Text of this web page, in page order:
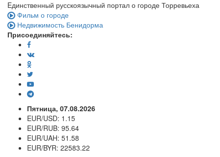
Eдинственный русскоязычный портал о городе Торревьеха
Фильм о городе
Недвижимость Бенидорма
Присоединяйтесь:
Пятница, 07.08.2026
EUR/USD: 1.15
EUR/RUB: 95.64
EUR/UAH: 51.58
EUR/BYR: 22583.22